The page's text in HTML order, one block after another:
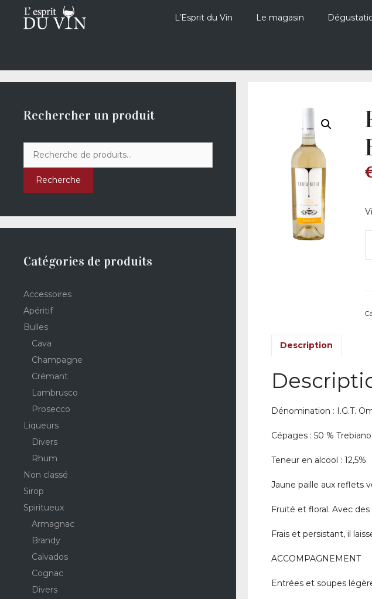
contenu
L’Esprit du Vin Le magasin
Description
Dénomination : I.G.T.
Cépages : 50 %
Teneur en alcool : 12,5%
Jaune paille aux reflets
Fruité et floral. Avec
Frais et persistant, il
ACCOMPAGNEMENT
Entrées et soupes
Rechercher un produit
pour :
Recherche
Catégories de produits
Accessoires
Apéritif
Bulles
Cava
Champagne
Crémant
Lambrusco
Prosecco
Liqueurs
Divers
Rhum
Non classé
Sirop
Spiritueux
Armagnac
Brandy
Calvados
Cognac
Divers